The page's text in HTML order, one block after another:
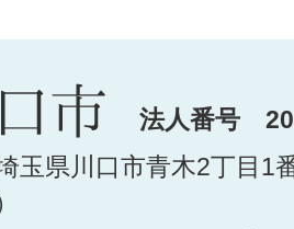
法人番号
県川口市青木2丁目1